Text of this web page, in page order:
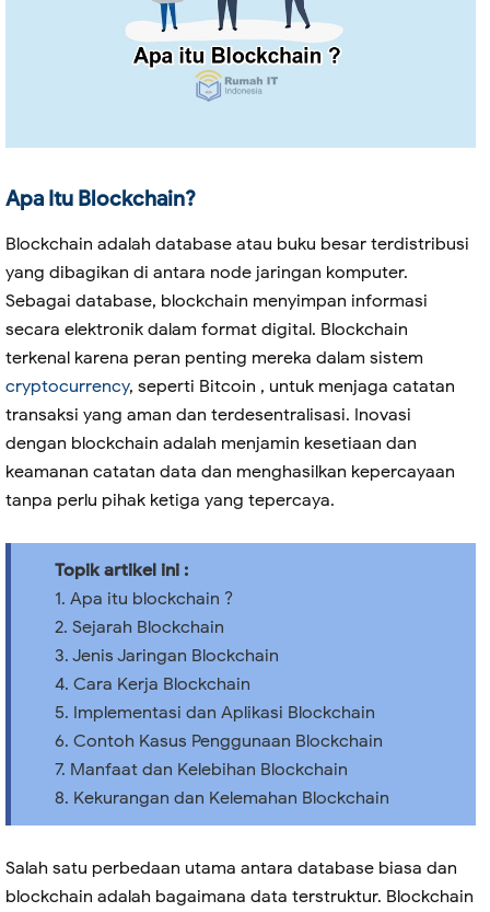
Apa Itu Blockchain?
Blockchain adalah database atau buku besar terdistribusi
yang dibagikan di antara node jaringan komputer.
Sebagai database, blockchain menyimpan informasi
secara elektronik dalam format digital. Blockchain
terkenal karena peran penting mereka dalam sistem
cryptocurrency, seperti Bitcoin , untuk menjaga catatan
transaksi yang aman dan terdesentralisasi. Inovasi
dengan blockchain adalah menjamin kesetiaan dan
keamanan catatan data dan menghasilkan kepercayaan
tanpa perlu pihak ketiga yang tepercaya.
Topik artikel ini :
1. Apa itu blockchain ?
2. Sejarah Blockchain
3. Jenis Jaringan Blockchain
4. Cara Kerja Blockchain
5. Implementasi dan Aplikasi Blockchain
6. Contoh Kasus Penggunaan Blockchain
7. Manfaat dan Kelebihan Blockchain
8. Kekurangan dan Kelemahan Blockchain
Salah satu perbedaan utama antara database biasa dan
blockchain adalah bagaimana data terstruktur. Blockchain